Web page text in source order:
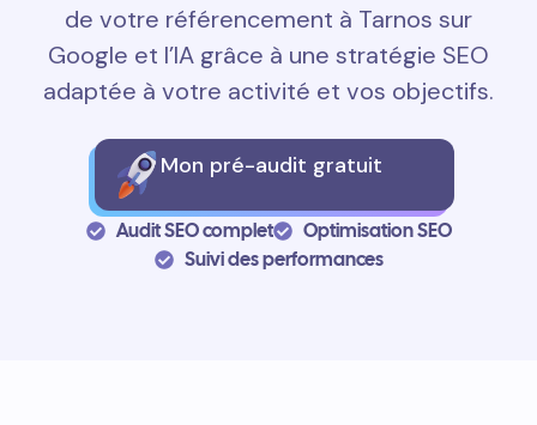
de votre référencement à Tarnos sur
Google et l’IA grâce à une stratégie SEO
adaptée à votre activité et vos objectifs.
Mon pré-audit gratuit
Audit SEO complet
Optimisation SEO
Suivi des performances